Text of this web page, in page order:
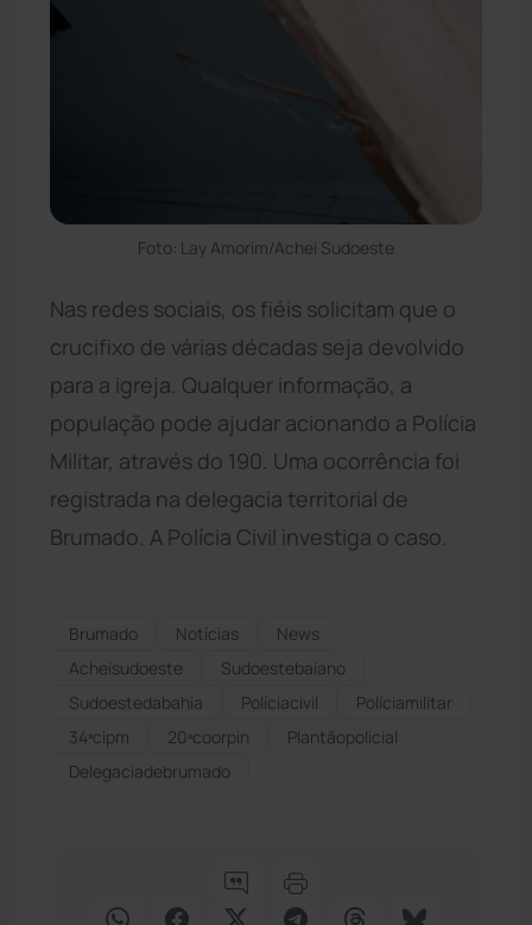
Foto: Lay Amorim/Achei Sudoeste
Nas redes sociais, os fiéis solicitam que o
crucifixo de várias décadas seja devolvido
para a igreja. Qualquer informação, a
população pode ajudar acionando a Polícia
Militar, através do 190. Uma ocorrência foi
registrada na delegacia territorial de
Brumado. A Polícia Civil investiga o caso.
Brumado Notícias
News
Acheisudoeste
Sudoestebaiano
Sudoestedabahia
Políciacivil
Políciamilitar
34ªcipm
20ªcoorpin
Plantãopolicial
Delegaciadebrumado